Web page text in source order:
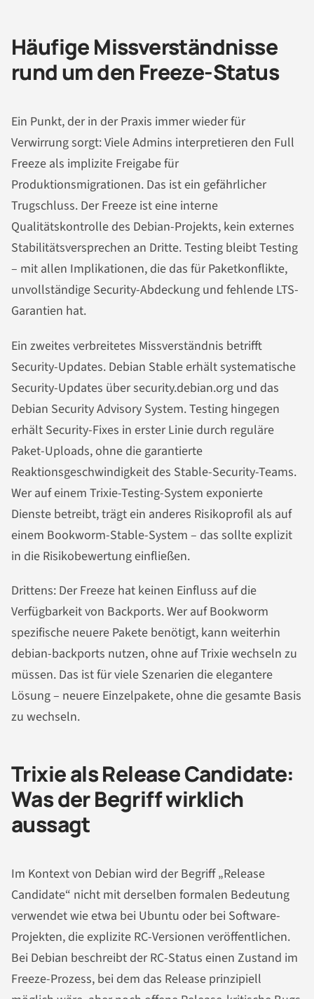
Häufige Missverständnisse
rund um den Freeze-Status
Ein Punkt, der in der Praxis immer wieder für
Verwirrung sorgt: Viele Admins interpretieren den Full
Freeze als implizite Freigabe für
Produktionsmigrationen. Das ist ein gefährlicher
Trugschluss. Der Freeze ist eine interne
Qualitätskontrolle des Debian-Projekts, kein externes
Stabilitätsversprechen an Dritte. Testing bleibt Testing
– mit allen Implikationen, die das für Paketkonflikte,
unvollständige Security-Abdeckung und fehlende LTS-
Garantien hat.
Ein zweites verbreitetes Missverständnis betrifft
Security-Updates. Debian Stable erhält systematische
Security-Updates über security.debian.org und das
Debian Security Advisory System. Testing hingegen
erhält Security-Fixes in erster Linie durch reguläre
Paket-Uploads, ohne die garantierte
Reaktionsgeschwindigkeit des Stable-Security-Teams.
Wer auf einem Trixie-Testing-System exponierte
Dienste betreibt, trägt ein anderes Risikoprofil als auf
einem Bookworm-Stable-System – das sollte explizit
in die Risikobewertung einfließen.
Drittens: Der Freeze hat keinen Einfluss auf die
Verfügbarkeit von Backports. Wer auf Bookworm
spezifische neuere Pakete benötigt, kann weiterhin
debian-backports nutzen, ohne auf Trixie wechseln zu
müssen. Das ist für viele Szenarien die elegantere
Lösung – neuere Einzelpakete, ohne die gesamte Basis
zu wechseln.
Trixie als Release Candidate:
Was der Begriff wirklich
aussagt
Im Kontext von Debian wird der Begriff „Release
Candidate“ nicht mit derselben formalen Bedeutung
verwendet wie etwa bei Ubuntu oder bei Software-
Projekten, die explizite RC-Versionen veröffentlichen.
Bei Debian beschreibt der RC-Status einen Zustand im
Freeze-Prozess, bei dem das Release prinzipiell